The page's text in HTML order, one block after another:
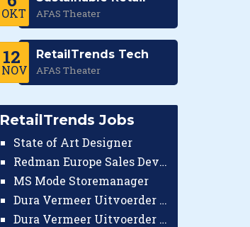
OKT AFAS Theater
12
NOV
RetailTrends Tech
AFAS Theater
RetailTrends Jobs
State of Art Designer
Redman Europe Sales Developer (Europe)
MS Mode Storemanager
Dura Vermeer Uitvoerder GWW Amsterdam
Dura Vermeer Uitvoerder Civiel Nijmegen